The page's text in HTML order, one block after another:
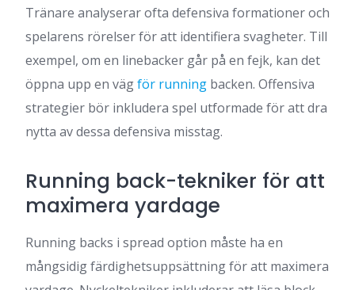
Tränare analyserar ofta defensiva formationer och
spelarens rörelser för att identifiera svagheter. Till
exempel, om en linebacker går på en fejk, kan det
öppna upp en vägför running backen. Offensiva
strategier bör inkludera spel utformade för att dra
nytta av dessa defensiva misstag.
Running back-tekniker för att
maximera yardage
Running backs i spread option måste ha en
mångsidig färdighetsuppsättning för att maximera